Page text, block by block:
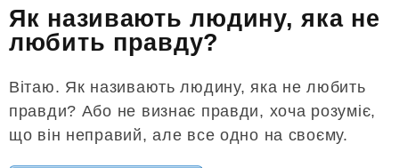
Як називають людину, яка не
любить правду?
Вітаю. Як називають людину, яка не любить
правди? Або не визнає правди, хоча розуміє,
що він неправий, але все одно на своєму.